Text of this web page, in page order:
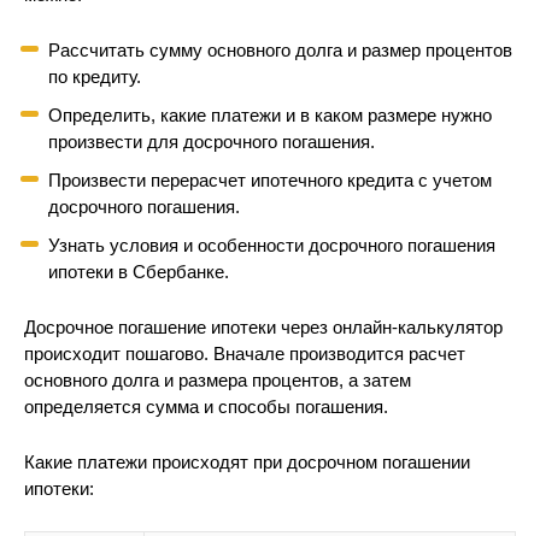
Рассчитать сумму основного долга и размер процентов
по кредиту.
Определить, какие платежи и в каком размере нужно
произвести для досрочного погашения.
Произвести перерасчет ипотечного кредита с учетом
досрочного погашения.
Узнать условия и особенности досрочного погашения
ипотеки в Сбербанке.
Досрочное погашение ипотеки через онлайн-калькулятор
происходит пошагово. Вначале производится расчет
основного долга и размера процентов, а затем
определяется сумма и способы погашения.
Какие платежи происходят при досрочном погашении
ипотеки: